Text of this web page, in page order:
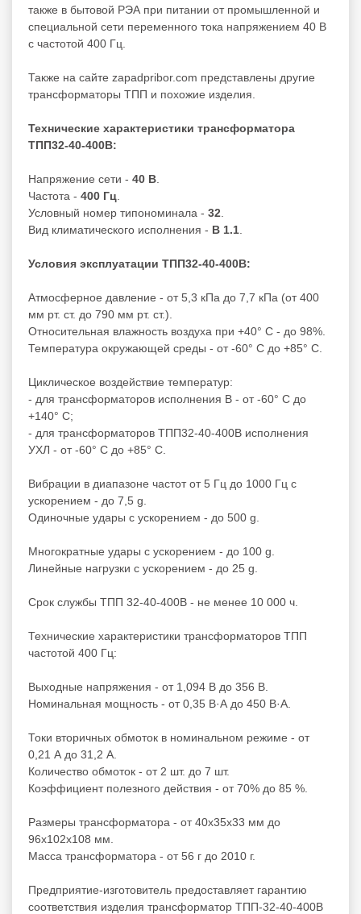
также в бытовой РЭА при питании от промышленной и
специальной сети переменного тока напряжением 40 В
с частотой 400 Гц.
Также на сайте zapadpribor.com представлены другие
трансформаторы ТПП и похожие изделия.
Технические характеристики трансформатора
ТПП32-40-400В:
Напряжение сети - 40 В
Частота - 400 Гц
Условный номер типономинала - 32
Вид климатического исполнения - В 1.1
Условия эксплуатации ТПП32-40-400В:
Атмосферное давление - от 5,3 кПа до 7,7 кПа (от 400
мм рт. ст. до 790 мм рт. ст.).
Относительная влажность воздуха при +40° С - до 98%.
Температура окружающей среды - от -60° С до +85° С.
Циклическое воздействие температур:
- для трансформаторов исполнения В - от -60° С до
+140° С;
- для трансформаторов ТПП32-40-400В исполнения
УХЛ - от -60° С до +85° С.
Вибрации в диапазоне частот от 5 Гц до 1000 Гц с
ускорением - до 7,5 g.
Одиночные удары с ускорением - до 500 g.
Многократные удары с ускорением - до 100 g.
Линейные нагрузки с ускорением - до 25 g.
Срок службы ТПП 32-40-400В - не менее 10 000 ч.
Технические характеристики трансформаторов ТПП
частотой 400 Гц:
Выходные напряжения - от 1,094 В до 356 В.
Номинальная мощность - от 0,35 В·А до 450 В·А.
Токи вторичных обмоток в номинальном режиме - от
0,21 А до 31,2 А.
Количество обмоток - от 2 шт. до 7 шт.
Коэффициент полезного действия - от 70% до 85 %.
Размеры трансформатора - от 40х35х33 мм до
96х102х108 мм.
Масса трансформатора - от 56 г до 2010 г.
Предприятие-изготовитель предоставляет гарантию
соответствия изделия трансформатор ТПП-32-40-400В